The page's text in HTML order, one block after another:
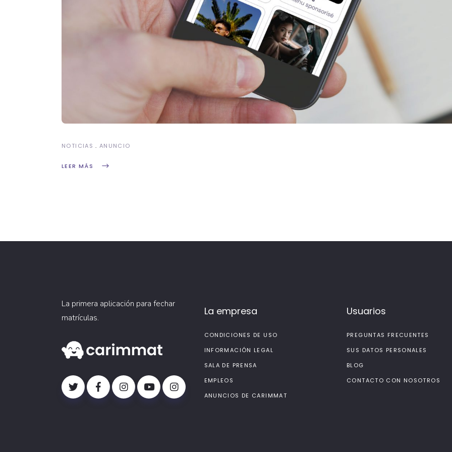
NOTICIAS ANUNCIO
LEER MÁS
La primera aplicación para fechar
matrículas.
La empresa
CONDICIONES DE USO
INFORMACIÓN LEGAL
SALA DE PRENSA
EMPLEOS
ANUNCIOS DE CARIMMAT
Usuarios
PREGUNTAS FRECUENTES
SUS DATOS PERSONALES
BLOG
CONTACTO CON NOSOTROS